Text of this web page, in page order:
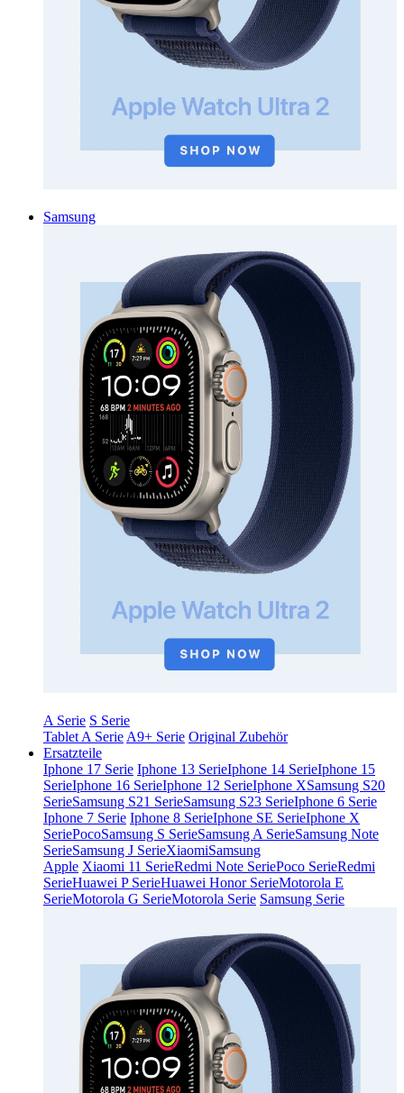
Samsung
A Serie S Serie
Tablet A Serie A9+ Serie Original Zubehör
Ersatzteile
Iphone 17 Serie Iphone 13 SerieIphone 14 SerieIphone 15
SerieIphone 16 SerieIphone 12 SerieIphone XSamsung S20
SerieSamsung S21 SerieSamsung S23 SerieIphone 6 Serie
Iphone 7 Serie Iphone 8 SerieIphone SE SerieIphone X
SeriePocoSamsung S SerieSamsung A SerieSamsung Note
SerieSamsung J SerieXiaomiSamsung
Apple Xiaomi 11 SerieRedmi Note SeriePoco SerieRedmi
SerieHuawei P SerieHuawei Honor SerieMotorola E
SerieMotorola G SerieMotorola Serie Samsung Serie